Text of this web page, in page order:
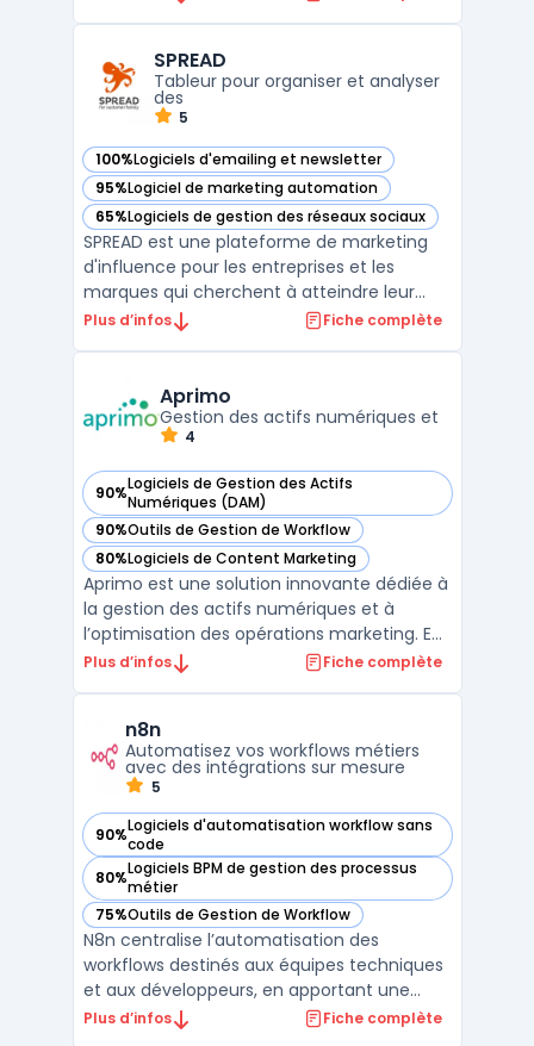
trafic, vous pouvez suivre en temps réel les
pages visi ...
SPREAD
Tableur pour organiser et analyser
des
5
100%Logiciels d'emailing et newsletter
— voir SPREAD dans cette catégorie
95%Logiciel de marketing automation
— voir SPREAD dans cette catégorie
65%Logiciels de gestion des réseaux sociaux
— voir SPREAD dans cette catégorie
SPREAD est une plateforme de marketing
d'influence pour les entreprises et les
marques qui cherchent à atteindre leur
public cible via les influenceurs. La
leur niche et de les contacter directement
pour des campagnes publ ...
Plus d’infos Fiche complète
Aprimo
Gestion des actifs numériques et
4
90%Logiciels de Gestion des Actifs
Numériques (DAM)
— voir Aprimo dans cette catégorie
90%Outils de Gestion de Workflow
— voir Aprimo dans cette catégorie
80%Logiciels de Content Marketing
— voir Aprimo dans cette catégorie
Aprimo est une solution innovante dédiée à
la gestion des actifs numériques et à
l’optimisation des opérations marketing. En
tant que plateforme de Digital Asset
numériques, de simplifier leur organisation
et de favoriser ...
Plus d’infos Fiche complète
n8n
Automatisez vos workflows métiers
avec des intégrations sur mesure
5
90%Logiciels d'automatisation workflow sans
code
— voir n8n dans cette catégorie
80%Logiciels BPM de gestion des processus
métier
— voir n8n dans cette catégorie
75%Outils de Gestion de Workflow
— voir n8n dans cette catégorie
N8n centralise l’automatisation des
workflows destinés aux équipes techniques
et aux développeurs, en apportant une
interface visuelle node-based. Ce système
Plus d’infos Fiche complète